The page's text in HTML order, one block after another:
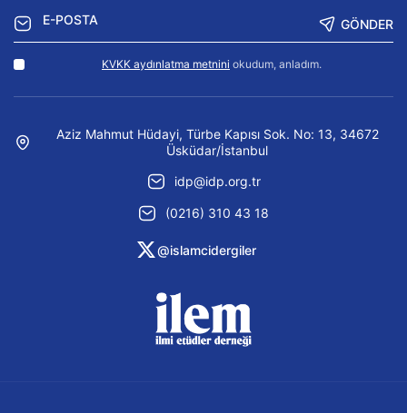
GÖNDER
KVKK aydınlatma metnini okudum, anladım.
Aziz Mahmut Hüdayi, Türbe Kapısı Sok. No: 13, 34672
Üsküdar/İstanbul
idp@idp.org.tr
(0216) 310 43 18
@islamcidergiler